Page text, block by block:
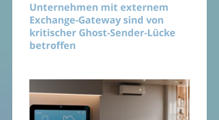
Unternehmen mit externem
Exchange-Gateway sind von
kritischer Ghost-Sender-Lücke
betroffen